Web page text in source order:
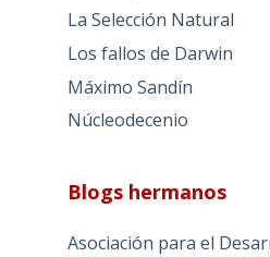
La Selección Natural
Los fallos de Darwin
Máximo Sandín
Núcleodecenio
Blogs hermanos
Asociación para el